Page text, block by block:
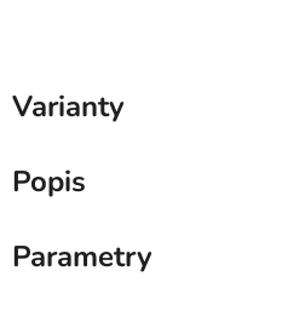
Varianty
Popis
Parametry